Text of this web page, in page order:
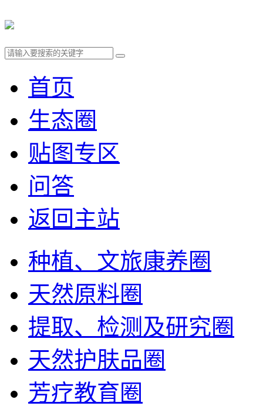
首页
生态圈
贴图专区
问答
返回主站
种植、文旅康养圈
天然原料圈
提取、检测及研究圈
天然护肤品圈
芳疗教育圈